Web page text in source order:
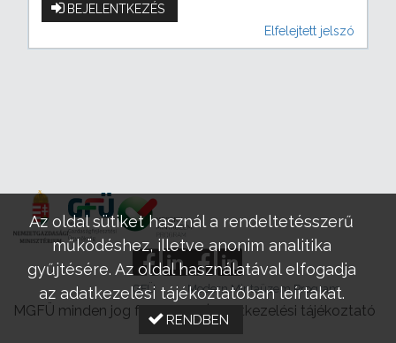
BEJELENTKEZÉS
Elfelejtett jelszó
GFÜ Modern Mintaüzem Program
MGFÜ minden jog fenntartva |Adatkezelési tájékoztató
Az oldal sütiket használ a rendeltetésszerű
működéshez, illetve anonim analitika
gyűjtésére. Az oldal használatával elfogadja
az adatkezelési tájékoztatóban leírtakat.
RENDBEN